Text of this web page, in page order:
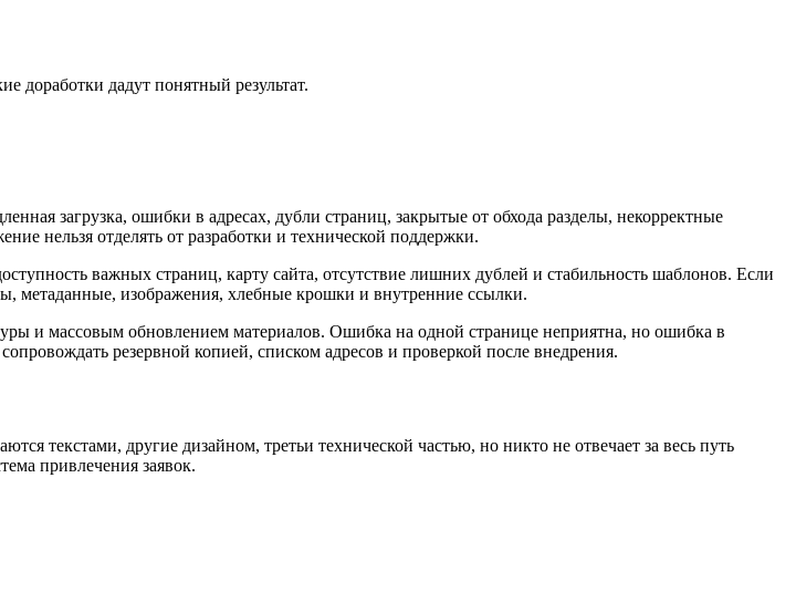
доработки дадут понятный результат.
загрузка, ошибки в адресах, дубли страниц, закрытые от обхода разделы, некорректные
нельзя отделять от разработки и технической поддержки.
важных страниц, карту сайта, отсутствие лишних дублей и стабильность шаблонов. Если
метаданные, изображения, хлебные крошки и внутренние ссылки.
и массовым обновлением материалов. Ошибка на одной странице неприятна, но ошибка в
резервной копией, списком адресов и проверкой после внедрения.
текстами, другие дизайном, третьи технической частью, но никто не отвечает за весь путь
привлечения заявок.